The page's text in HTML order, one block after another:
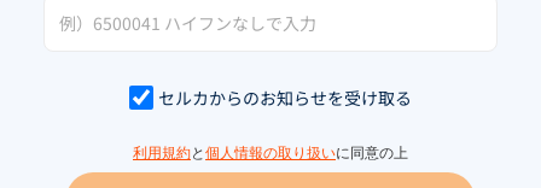
セルカからのお知らせを受け取る
利用規約と 個人情報の取り扱いに同意の上